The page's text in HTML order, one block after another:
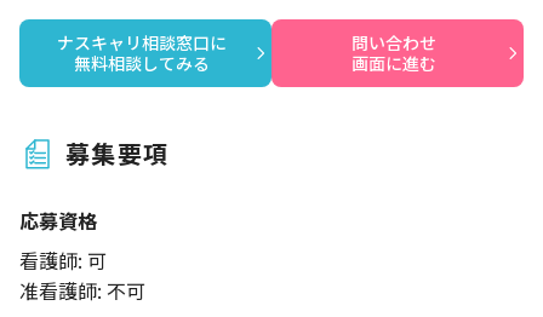
ナスキャリ相談窓口に
無料相談してみる
問い合わせ
画面に進む
募集要項
応募資格
看護師: 可
准看護師: 不可